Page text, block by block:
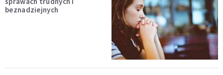
beznadziejnych